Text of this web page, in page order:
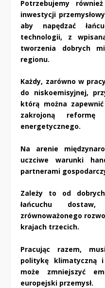
Potrzebujemy
inwestycji
aby napędzać
technologii, z
tworzenia dobrych
regionu.
Każdy, zarówno w
do niskoemisyjnej,
którą można
zakrojoną reformę
energetycznego.
Na arenie
uczciwe warunki
partnerami
Zależy to od
łańcuchu
zrównoważonego
krajach trzecich.
Pracując razem,
politykę klimatyczną
może zmniejszyć
europejski przemysł.